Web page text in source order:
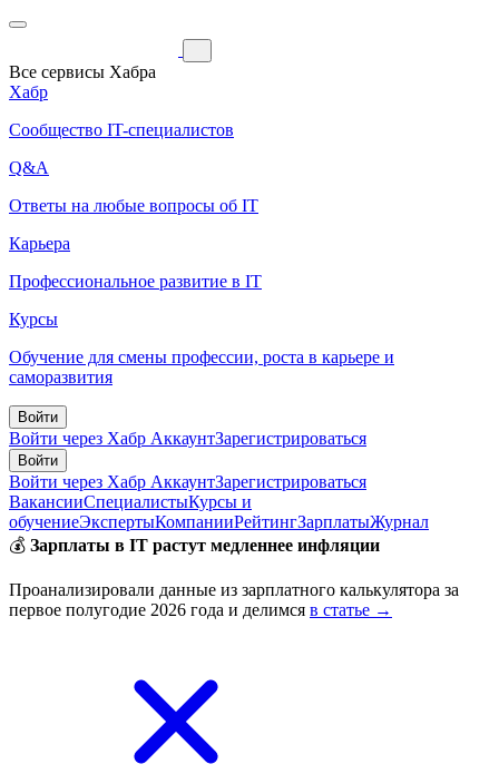
Все сервисы Хабра
Хабр
Сообщество IT-специалистов
Q&A
Ответы на любые вопросы об IT
Карьера
Профессиональное развитие в IT
Курсы
Обучение для смены профессии, роста в карьере и
саморазвития
Войти
Войти через Хабр АккаунтЗарегистрироваться
Войти
Войти через Хабр АккаунтЗарегистрироваться
ВакансииСпециалистыКурсы и
обучениеЭкспертыКомпанииРейтингЗарплатыЖурнал
💰 Зарплаты в IT растут медленнее инфляции
Проанализировали данные из зарплатного калькулятора за
первое полугодие 2026 года и делимся в статье →